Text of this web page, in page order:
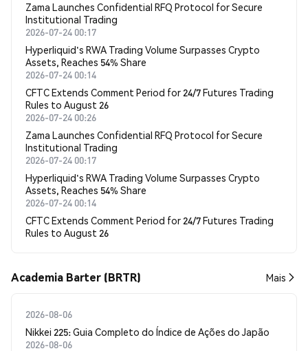
Zama Launches Confidential RFQ Protocol for Secure
Institutional Trading
2026-07-24 00:17
Hyperliquid's RWA Trading Volume Surpasses Crypto
Assets, Reaches 54% Share
2026-07-24 00:14
CFTC Extends Comment Period for 24/7 Futures Trading
Rules to August 26
2026-07-24 00:26
Zama Launches Confidential RFQ Protocol for Secure
Institutional Trading
2026-07-24 00:17
Hyperliquid's RWA Trading Volume Surpasses Crypto
Assets, Reaches 54% Share
2026-07-24 00:14
CFTC Extends Comment Period for 24/7 Futures Trading
Rules to August 26
Academia Barter (BRTR) Mais
2026-08-06
Nikkei 225: Guia Completo do Índice de Ações do Japão
2026-08-06